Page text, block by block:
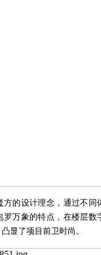
方的设计理念，通过不同
罗万象的特点，在楼层数
显了项目前卫时尚。